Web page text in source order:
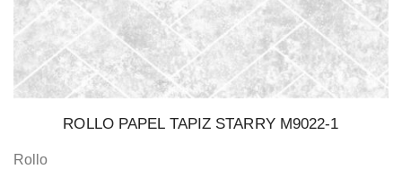
ROLLO PAPEL TAPIZ STARRY M9022-1
Rollo